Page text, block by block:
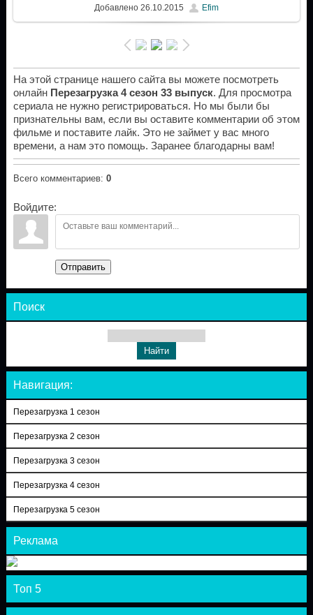
Добавлено26.10.2015 Efim
На этой странице нашего сайта вы можете посмотреть
онлайн Перезагрузка 4 сезон 33 выпуск. Для просмотра
сериала не нужно регистрироваться. Но мы были бы
признательны вам, если вы оставите комментарии об этом
фильме и поставите лайк. Это не займет у вас много
времени, а нам это помощь. Заранее благодарны вам!
Всего комментариев: 0
Войдите:
Отправить
Поиск
Навигация:
Перезагрузка 1 сезон
Перезагрузка 2 сезон
Перезагрузка 3 сезон
Перезагрузка 4 сезон
Перезагрузка 5 сезон
Реклама
Топ 5